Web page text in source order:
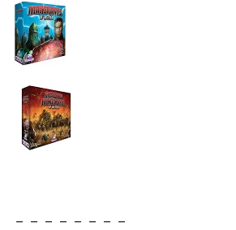
－－－－－－－－